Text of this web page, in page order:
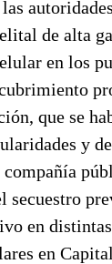
de alta
en los
que se
y
secuestro
en
en